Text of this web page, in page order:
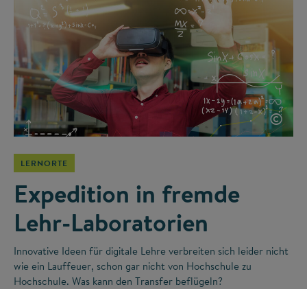
©
LERNORTE
Expedition in fremde
Lehr-Laboratorien
Innovative Ideen für digitale Lehre verbreiten sich leider nicht
wie ein Lauffeuer, schon gar nicht von Hochschule zu
Hochschule. Was kann den Transfer beflügeln?